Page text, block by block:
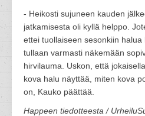
- Heikosti sujuneen kauden
jatkamisesta oli kyllä helppo.
ettei tuollaiseen sesonkiin
tullaan varmasti näkemään
hirvilauma. Uskon, että
kova halu näyttää, miten kova
on, Kauko päättää.
Happeen tiedotteesta /